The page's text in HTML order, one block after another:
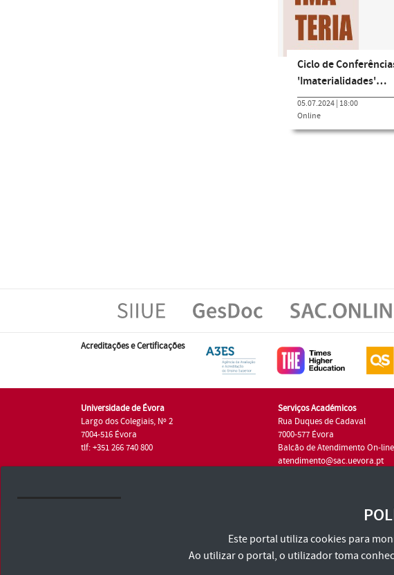
Ciclo de
'Imaterialidades'…
05.07.2024 | 18:00
Online
Acreditações e Certificações
Universidade de Évora
Largo dos Colegiais, Nº 2
7004-516 Évora
tlf: +351 266 740 800
Serviços Académicos
Rua Duques de Cadaval
7000-577 Évora
Balcão de Atendimento On-line
atendimento@sac.uevora.pt
Consulte os Termos e Condições e Política de PrivacidadeEste portal utiliza cookies para
Ao utilizar o portal, o utilizador toma